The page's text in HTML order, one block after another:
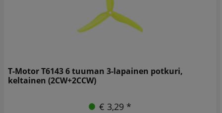
T-Motor T6143 6 tuuman 3-lapainen potkuri,
keltainen (2CW+2CCW)
€ 3,29 *